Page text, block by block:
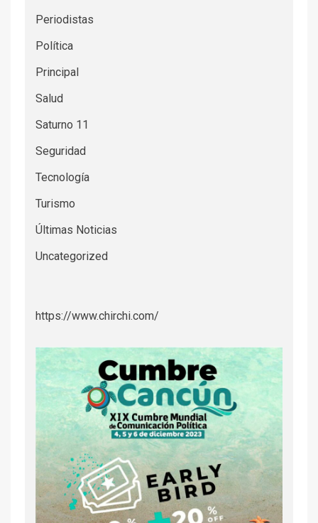
Periodistas
Política
Principal
Salud
Saturno 11
Seguridad
Tecnología
Turismo
Últimas Noticias
Uncategorized
https://www.chirchi.com/